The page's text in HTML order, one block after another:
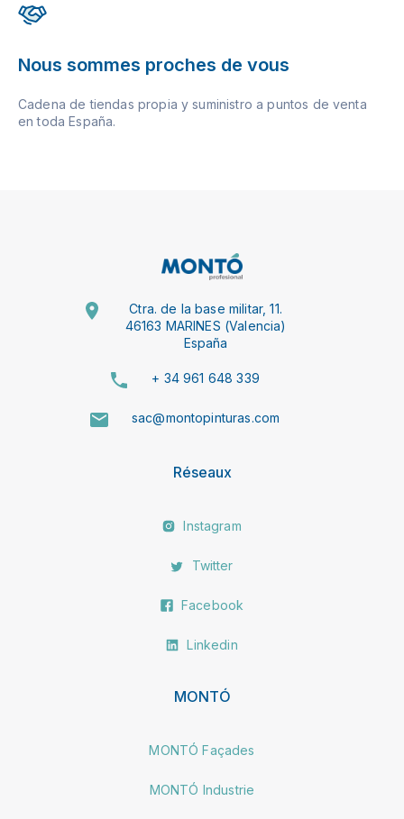
Nous sommes proches de vous
Cadena de tiendas propia y suministro a puntos de venta
en toda España.
Ctra. de la base militar, 11.
46163 MARINES (Valencia)
España
+ 34 961 648 339
sac@montopinturas.com
Réseaux
Instagram
Twitter
Facebook
Linkedin
MONTÓ
MONTÓ Façades
MONTÓ Industrie